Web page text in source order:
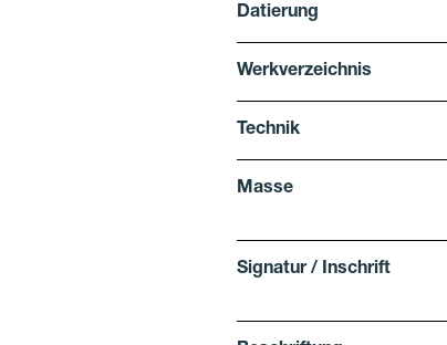
Datierung
Werkverzeichnis
Technik
Masse
Signatur / Inschrift